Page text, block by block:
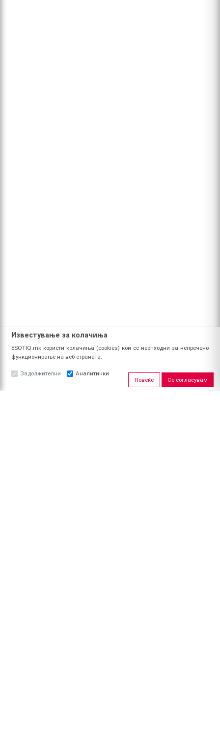
Известување за колачиња
ESOTIQ.mk користи колачиња (cookies) кои се неопходни за непречено
функционирање на веб страната.
Задолжителни
Аналитички
Повеќе
Се согласувам